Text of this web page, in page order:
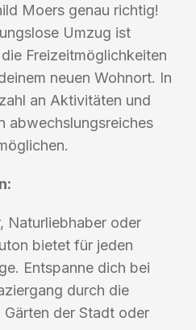
Moers genau richtig!
Umzug ist
Freizeitmöglichkeiten
neuen Wohnort. In
an Aktivitäten und
abwechslungsreiches
Naturliebhaber oder
bietet für jeden
Entspanne dich bei
durch die
der Stadt oder